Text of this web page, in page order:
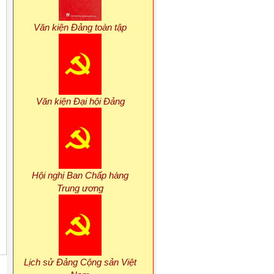
Văn kiện Đảng toàn tập
Văn kiện Đại hội Đảng
Hội nghị Ban Chấp hàng
Trung ương
Lịch sử Đảng Cộng sản Việt